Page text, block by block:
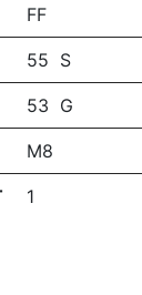
FF
55 S
53 G
M8
1